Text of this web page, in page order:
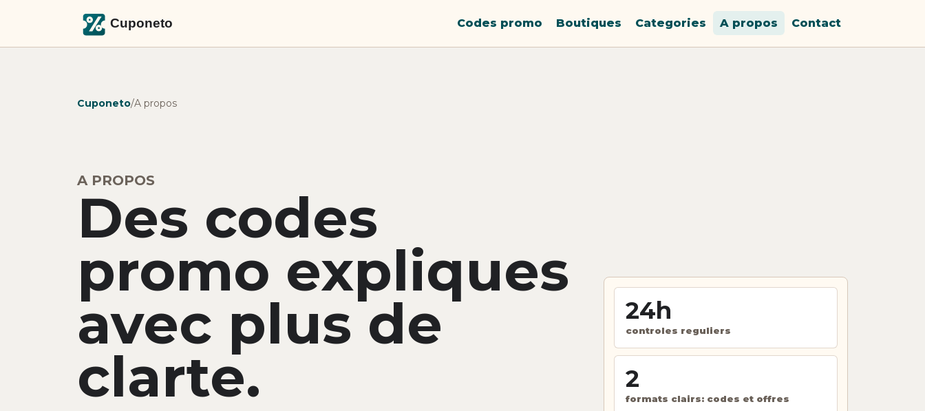
Codes promo Boutiques Categories A propos Contact
Cuponeto/A propos
A PROPOS
Des codes
promo expliques
avec plus de
clarte.
24h
controles reguliers
2
formats clairs: codes et offres